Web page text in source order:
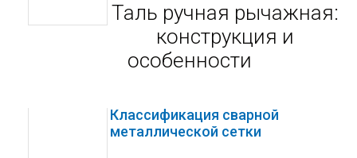
Таль ручная рычажная:
конструкция и
особенности
Классификация сварной
металлической сетки